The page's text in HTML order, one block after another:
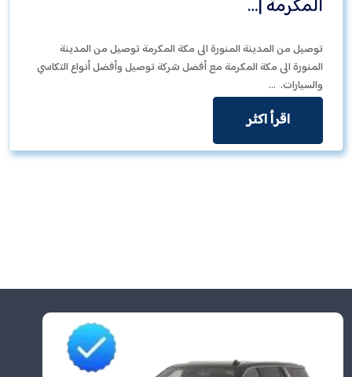
المكرمة |…
توصيل من المدينة المنورة الى مكة المكرمة توصيل من المدينة
المنورة الى مكة المكرمة مع أفضل شركة توصيل وأفضل أنواع التكاسي
والسيارات. …
اقرأ اكثر